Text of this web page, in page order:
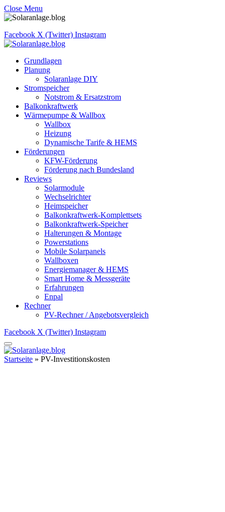
Close Menu
Facebook X (Twitter) Instagram
Grundlagen
Planung
Solaranlage DIY
Stromspeicher
Notstrom & Ersatzstrom
Balkonkraftwerk
Wärmepumpe & Wallbox
Wallbox
Heizung
Dynamische Tarife & HEMS
Förderungen
KFW-Förderung
Förderung nach Bundesland
Reviews
Solarmodule
Wechselrichter
Heimspeicher
Balkonkraftwerk-Komplettsets
Balkonkraftwerk-Speicher
Halterungen & Montage
Powerstations
Mobile Solarpanels
Wallboxen
Energiemanager & HEMS
Smart Home & Messgeräte
Erfahrungen
Enpal
Rechner
PV-Rechner / Angebotsvergleich
Facebook X (Twitter) Instagram
Startseite » PV-Investitionskosten